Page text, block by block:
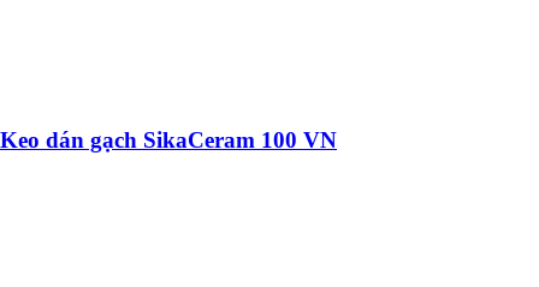
Keo dán gạch SikaCeram 100 VN